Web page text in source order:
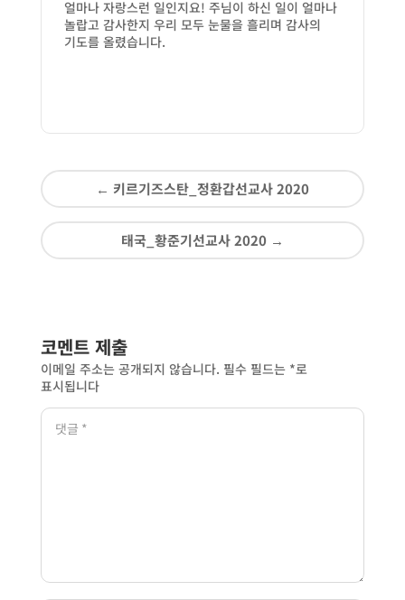
얼마나 자랑스런 일인지요! 주님이 하신 일이 얼마나
놀랍고 감사한지 우리 모두 눈물을 흘리며 감사의
기도를 올렸습니다.
← 키르기즈스탄_정환갑선교사 2020
태국_황준기선교사 2020 →
코멘트 제출
이메일 주소는 공개되지 않습니다. 필수 필드는 *로
표시됩니다